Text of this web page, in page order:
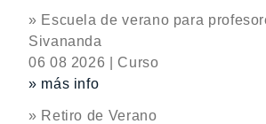
» Escuela de verano para
Sivananda
06 08 2026 | Curso
» más info
» Retiro de Verano